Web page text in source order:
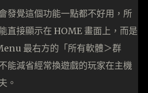
發覺這個功能一點都不好用，所
直接顯示在 HOME 畫面上，而是
最右方的「所有軟體＞群
能減省經常換遊戲的玩家在主機
。